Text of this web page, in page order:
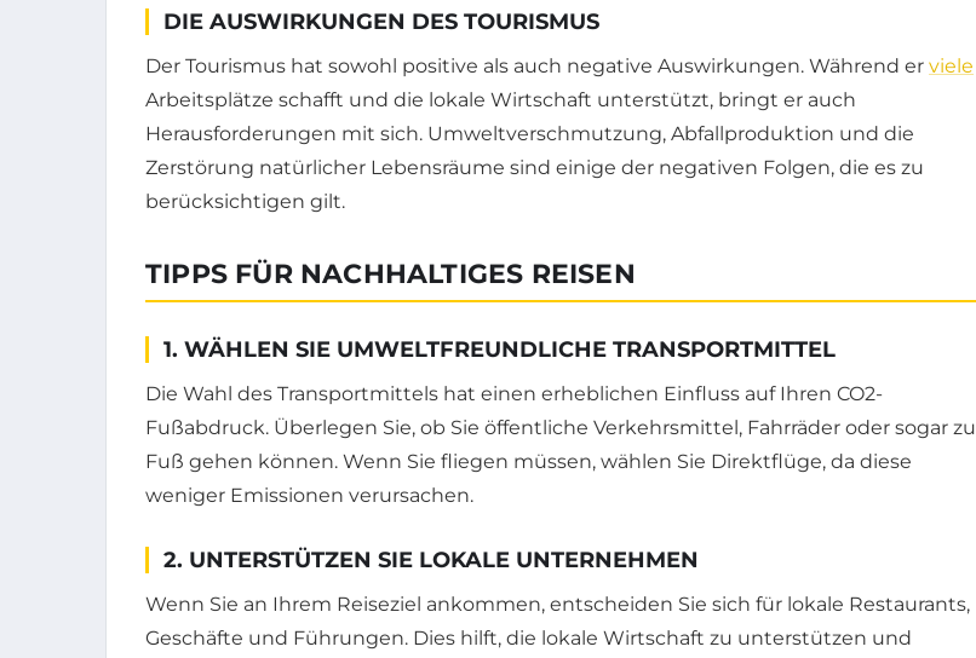
DIE AUSWIRKUNGEN DES TOURISMUS
Der Tourismus hat sowohl positive als auch negative Auswirkungen. Während er viele
Arbeitsplätze schafft und die lokale Wirtschaft unterstützt, bringt er auch
Herausforderungen mit sich. Umweltverschmutzung, Abfallproduktion und die
Zerstörung natürlicher Lebensräume sind einige der negativen Folgen, die es zu
berücksichtigen gilt.
TIPPS FÜR NACHHALTIGES REISEN
1. WÄHLEN SIE UMWELTFREUNDLICHE TRANSPORTMITTEL
Die Wahl des Transportmittels hat einen erheblichen Einfluss auf Ihren CO2-
Fußabdruck. Überlegen Sie, ob Sie öffentliche Verkehrsmittel, Fahrräder oder sogar zu
Fuß gehen können. Wenn Sie fliegen müssen, wählen Sie Direktflüge, da diese
weniger Emissionen verursachen.
2. UNTERSTÜTZEN SIE LOKALE UNTERNEHMEN
Wenn Sie an Ihrem Reiseziel ankommen, entscheiden Sie sich für lokale Restaurants,
Geschäfte und Führungen. Dies hilft, die lokale Wirtschaft zu unterstützen und